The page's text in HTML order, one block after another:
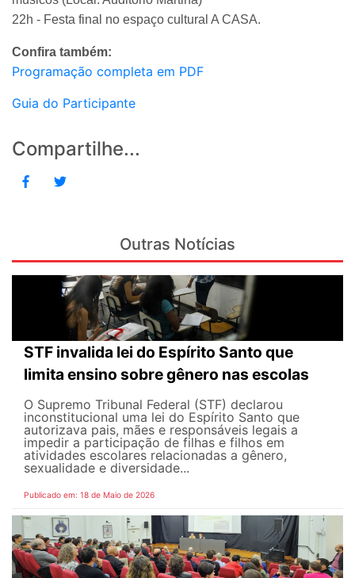
22h - Festa final no espaço cultural A CASA.
Confira também:
Programação completa em PDF
Guia do Participante
Compartilhe...
Outras Notícias
STF invalida lei do Espírito Santo que
limita ensino sobre gênero nas escolas
O Supremo Tribunal Federal (STF) declarou
inconstitucional uma lei do Espírito Santo que
autorizava pais, mães e responsáveis legais ​​a
impedir a participação de filhas e filhos em
atividades escolares relacionadas a gênero,
sexualidade e diversidade...
Publicado em: 18 de Maio de 2026